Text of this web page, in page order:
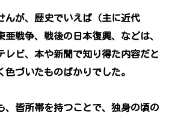
んが、歴史でいえば（主に近代
亜戦争、戦後の日本復興、などは、
レビ、本や新聞で知り得た内容だと
づいたものばかりでした。
、皆所帯を持つことで、独身の頃の